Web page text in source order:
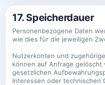
17. Speicherdauer
Personenbezogene Daten
wie dies für die jeweiligen
Nutzerkonten und
können auf Anfrage
gesetzlichen
Interessen oder technischen